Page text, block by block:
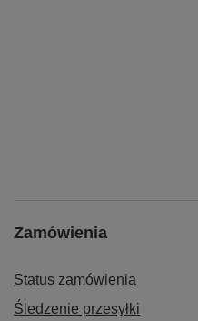
Zamówienia
Status zamówienia
Śledzenie przesyłki